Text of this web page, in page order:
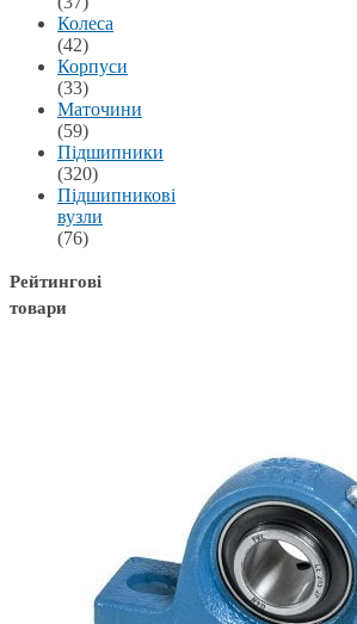
Колеса
(42)
Корпуси
(33)
Маточини
(59)
Підшипники
(320)
Підшипникові
вузли
(76)
Рейтингові
товари